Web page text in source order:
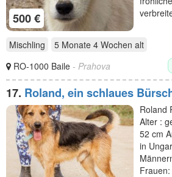
500 €
Mischling 5 Monate 4 Wochen alt
RO-1000 Baile - Prahova
17. Roland, ein schlaues
aktiv
Roland
Alter :
52 cm
in